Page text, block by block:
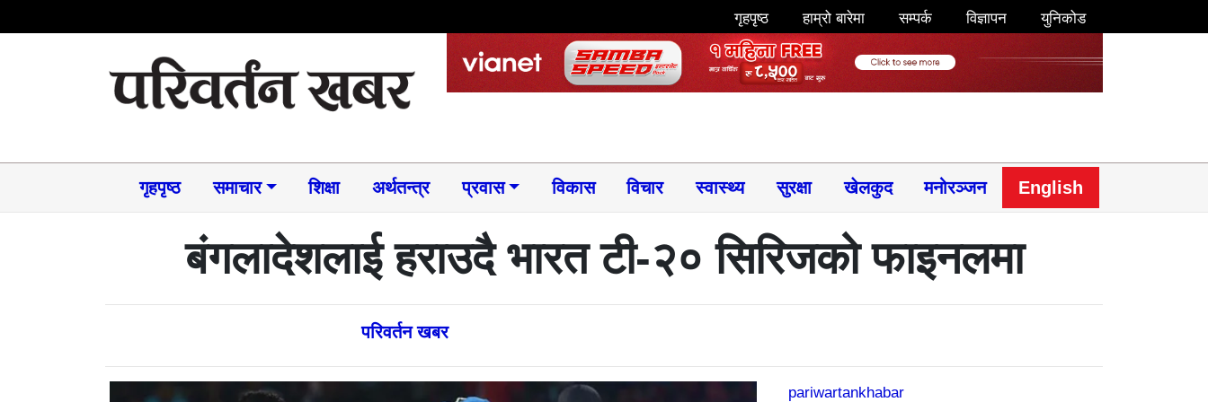
गृहपृष्ठ हाम्रो बारेमा सम्पर्क विज्ञापन युनिकोड
गृहपृष्ठ समाचार​ शिक्षा अर्थतन्त्र प्रवास विकास विचार स्वास्थ्य सुरक्षा खेलकुद मनोरञ्जन English
बंगलादेशलाई हराउदै भारत टी-२० सिरिजको फाइनलमा
परिवर्तन खबर
pariwartankhabar